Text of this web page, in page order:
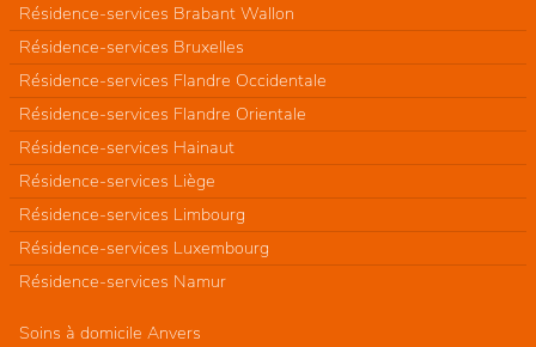
Résidence-services Brabant Wallon
Résidence-services Bruxelles
Résidence-services Flandre Occidentale
Résidence-services Flandre Orientale
Résidence-services Hainaut
Résidence-services Liège
Résidence-services Limbourg
Résidence-services Luxembourg
Résidence-services Namur
Soins à domicile Anvers